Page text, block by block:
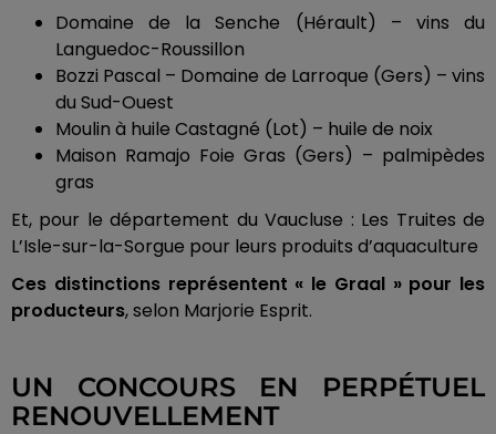
Domaine de la Senche (Hérault) – vins du
Languedoc-Roussillon
Bozzi Pascal – Domaine de Larroque (Gers) – vins
du Sud-Ouest
Moulin à huile Castagné (Lot) – huile de noix
Maison Ramajo Foie Gras (Gers) – palmipèdes
gras
Et, pour le département du Vaucluse : Les Truites de
L’Isle-sur-la-Sorgue pour leurs produits d’aquaculture
Ces distinctions représentent « le Graal » pour les
producteurs, selon Marjorie Esprit.
UN CONCOURS EN PERPÉTUEL
RENOUVELLEMENT